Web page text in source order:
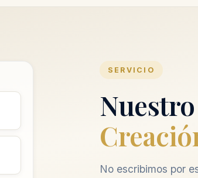
SERVICIO
No escribimos por